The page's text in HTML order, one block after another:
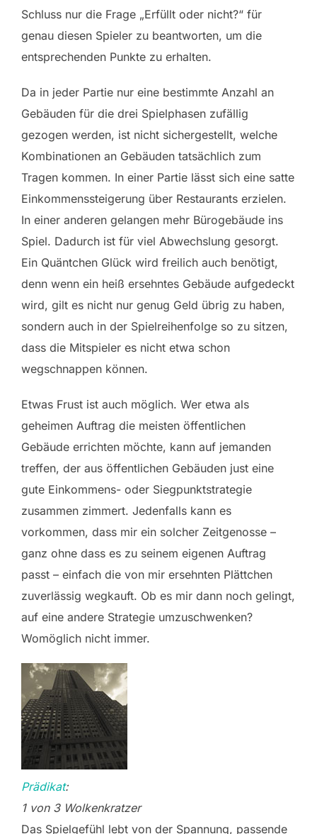
Schluss nur die Frage „Erfüllt oder nicht?“ für
genau diesen Spieler zu beantworten, um die
entsprechenden Punkte zu erhalten.
Da in jeder Partie nur eine bestimmte Anzahl an
Gebäuden für die drei Spielphasen zufällig
gezogen werden, ist nicht sichergestellt, welche
Kombinationen an Gebäuden tatsächlich zum
Tragen kommen. In einer Partie lässt sich eine satte
Einkommenssteigerung über Restaurants erzielen.
In einer anderen gelangen mehr Bürogebäude ins
Spiel. Dadurch ist für viel Abwechslung gesorgt.
Ein Quäntchen Glück wird freilich auch benötigt,
denn wenn ein heiß ersehntes Gebäude aufgedeckt
wird, gilt es nicht nur genug Geld übrig zu haben,
sondern auch in der Spielreihenfolge so zu sitzen,
dass die Mitspieler es nicht etwa schon
wegschnappen können.
Etwas Frust ist auch möglich. Wer etwa als
geheimen Auftrag die meisten öffentlichen
Gebäude errichten möchte, kann auf jemanden
treffen, der aus öffentlichen Gebäuden just eine
gute Einkommens- oder Siegpunktstrategie
zusammen zimmert. Jedenfalls kann es
vorkommen, dass mir ein solcher Zeitgenosse –
ganz ohne dass es zu seinem eigenen Auftrag
passt – einfach die von mir ersehnten Plättchen
zuverlässig wegkauft. Ob es mir dann noch gelingt,
auf eine andere Strategie umzuschwenken?
Womöglich nicht immer.
Prädikat:
1 von 3 Wolkenkratzer
Das Spielgefühl lebt von der Spannung, passende